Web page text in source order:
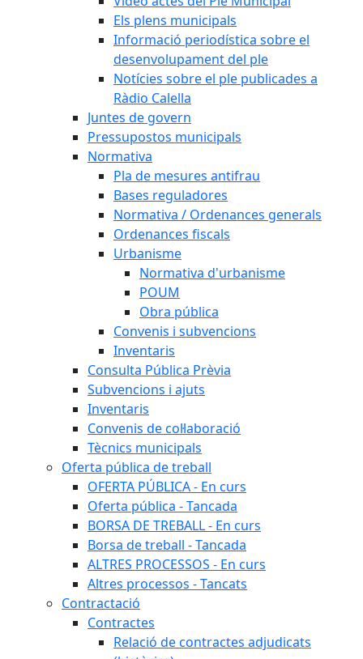
Els plens municipals
Informació periodística sobre el
desenvolupament del ple
Notícies sobre el ple publicades a
Ràdio Calella
Juntes de govern
Pressupostos municipals
Normativa
Pla de mesures antifrau
Bases reguladores
Normativa / Ordenances generals
Ordenances fiscals
Urbanisme
Normativa d'urbanisme
POUM
Obra pública
Convenis i subvencions
Inventaris
Consulta Pública Prèvia
Subvencions i ajuts
Inventaris
Convenis de col·laboració
Tècnics municipals
Oferta pública de treball
OFERTA PÚBLICA - En curs
Oferta pública - Tancada
BORSA DE TREBALL - En curs
Borsa de treball - Tancada
ALTRES PROCESSOS - En curs
Altres processos - Tancats
Contractació
Contractes
Relació de contractes adjudicats